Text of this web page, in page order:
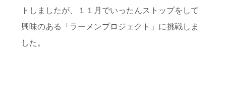
トしましたが、１１月でいったんストップをして
興味のある「ラーメンプロジェクト」に挑戦しま
した。